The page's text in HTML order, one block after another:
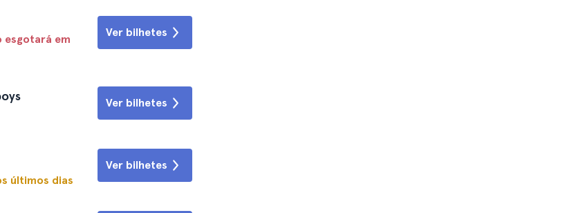
esgotará em
Ver bilhetes
Ver bilhetes
últimos dias
Ver bilhetes